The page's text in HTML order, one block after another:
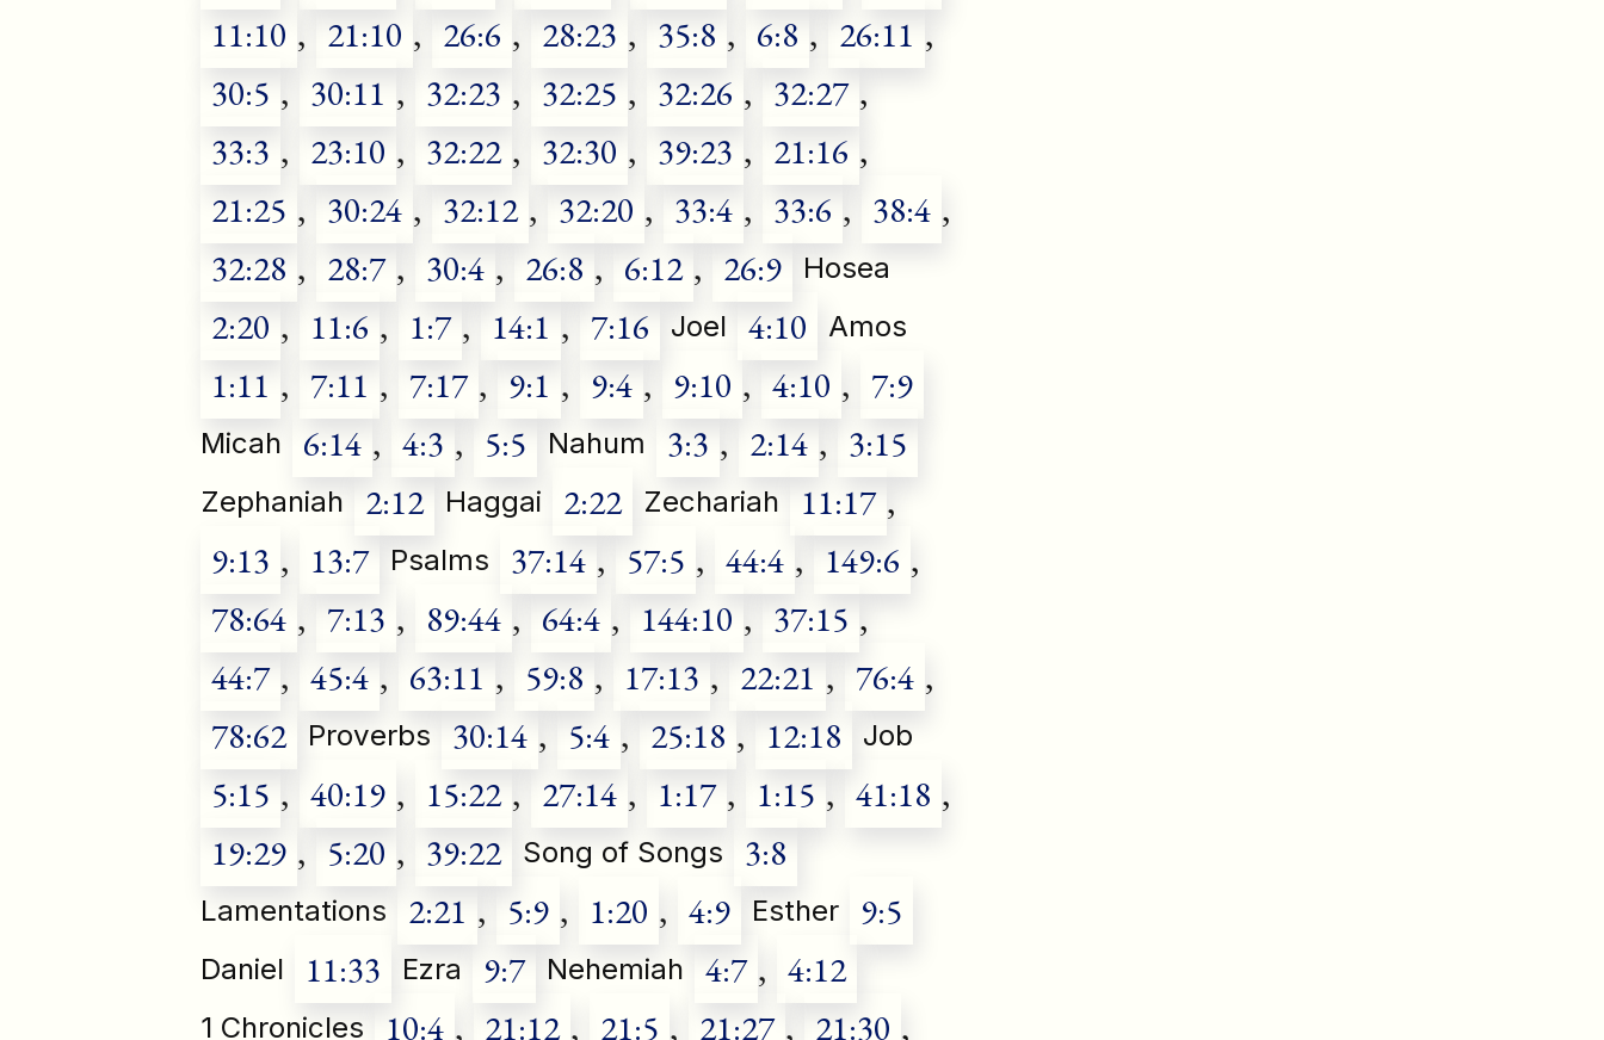
11:10 , 21:10 , 26:6 , 28:23 , 35:8 , 6:8 , 26:11 ,
30:5 , 30:11 , 32:23 , 32:25 , 32:26 , 32:27 ,
33:3 , 23:10 , 32:22 , 32:30 , 39:23 , 21:16 ,
21:25 , 30:24 , 32:12 , 32:20 , 33:4 , 33:6 , 38:4 ,
32:28 , 28:7 , 30:4 , 26:8 , 6:12 , 26:9 Hosea
2:20 , 11:6 , 1:7 , 14:1 , 7:16 Joel 4:10 Amos
1:11 , 7:11 , 7:17 , 9:1 , 9:4 , 9:10 , 4:10 , 7:9
Micah 6:14 , 4:3 , 5:5 Nahum 3:3 , 2:14 , 3:15
Zephaniah 2:12 Haggai 2:22 Zechariah 11:17 ,
9:13 , 13:7 Psalms 37:14 , 57:5 , 44:4 , 149:6 ,
78:64 , 7:13 , 89:44 , 64:4 , 144:10 , 37:15 ,
44:7 , 45:4 , 63:11 , 59:8 , 17:13 , 22:21 , 76:4 ,
78:62
Proverbs 30:14 , 5:4 , 25:18 , 12:18 Job
5:15 , 40:19 , 15:22 , 27:14 , 1:17 , 1:15 , 41:18 ,
19:29 , 5:20 , 39:22 Song of Songs 3:8
Lamentations 2:21 , 5:9 , 1:20 , 4:9 Esther 9:5
Daniel 11:33 Ezra 9:7 Nehemiah 4:7 , 4:12
1 Chronicles 10:4 , 21:12 , 21:5 , 21:27 , 21:30 ,